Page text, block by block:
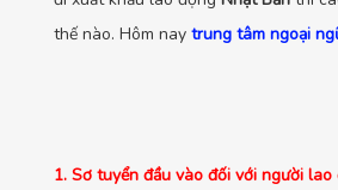
thế nào. Hôm nay trung tâm ngoại
1. Sơ tuyển đầu vào đối với người lao